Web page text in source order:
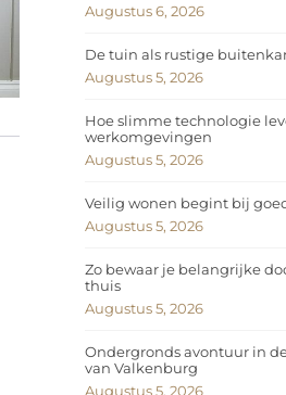
Augustus 6, 2026
De tuin als rustige
Augustus 5, 2026
Hoe slimme technologie
werkomgevingen
Augustus 5, 2026
Veilig wonen begint bij
Augustus 5, 2026
Zo bewaar je belangrijke
thuis
Augustus 5, 2026
Ondergronds avontuur in
van Valkenburg
Augustus 5, 2026